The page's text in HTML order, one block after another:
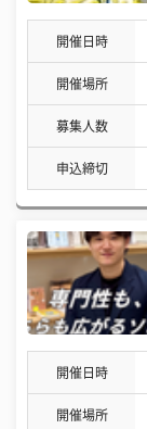
開催日時
開催場所
募集人数
申込締切
開催日時
開催場所